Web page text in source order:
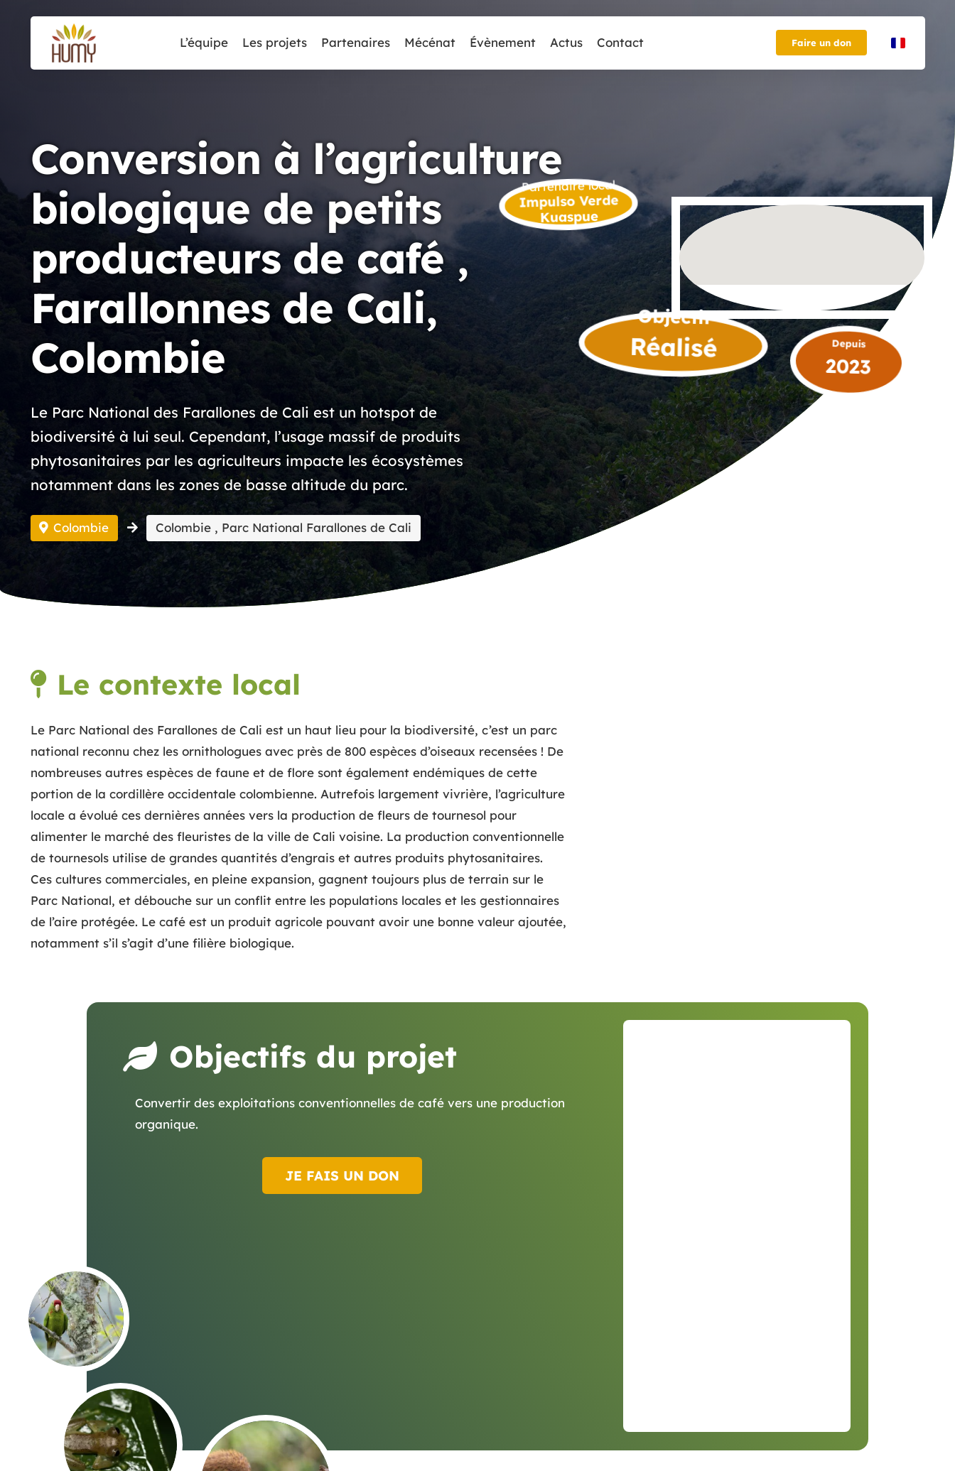
L’équipe Les projets Partenaires Mécénat Évènement Actus Contact Faire un don
Conversion à l’agriculture
biologique de petits
producteurs de café ,
Farallonnes de Cali,
Colombie
Le Parc National des Farallones de Cali est un hotspot de
biodiversité à lui seul. Cependant, l’usage massif de produits
phytosanitaires par les agriculteurs impacte les écosystèmes
notamment dans les zones de basse altitude du parc.
Colombie Colombie , Parc National Farallones de Cali
Partenaire local
Impulso Verde
Kuaspue
Objectif
Réalisé Depuis
2023
Le contexte local
Le Parc National des Farallones de Cali est un haut lieu pour la biodiversité, c’est un parc
national reconnu chez les ornithologues avec près de 800 espèces d’oiseaux recensées ! De
nombreuses autres espèces de faune et de flore sont également endémiques de cette
portion de la cordillère occidentale colombienne. Autrefois largement vivrière, l’agriculture
locale a évolué ces dernières années vers la production de fleurs de tournesol pour
alimenter le marché des fleuristes de la ville de Cali voisine. La production conventionnelle
de tournesols utilise de grandes quantités d’engrais et autres produits phytosanitaires.
Ces cultures commerciales, en pleine expansion, gagnent toujours plus de terrain sur le
Parc National, et débouche sur un conflit entre les populations locales et les gestionnaires
de l’aire protégée. Le café est un produit agricole pouvant avoir une bonne valeur ajoutée,
notamment s’il s’agit d’une filière biologique.
Objectifs du projet
Convertir des exploitations conventionnelles de café vers une production
organique.
JE FAIS UN DON